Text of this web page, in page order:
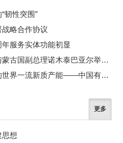
韧性突围”
略合作协议
服务实体功能初显
中铝集团董事长段向东与蒙古国副总理诺木泰巴亚尔举行会谈
锻造无愧时代无愧使命的世界一流新质产能——中国有色金属工业的战略应对与破局之道（二）
更多
思想